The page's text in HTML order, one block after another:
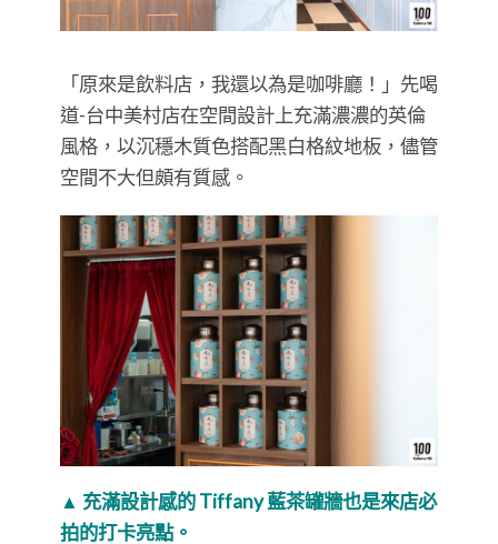
「原來是飲料店，我還以為是咖啡廳！」先喝
道-台中美村店在空間設計上充滿濃濃的英倫
風格，以沉穩木質色搭配黑白格紋地板，儘管
空間不大但頗有質感。
▲ 充滿設計感的 Tiffany 藍茶罐牆也是來店必
拍的打卡亮點。